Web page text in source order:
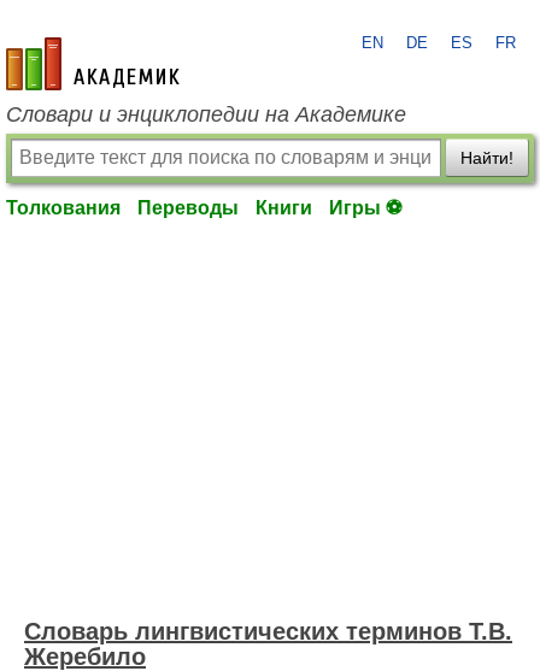
academic.ru
EN DE ES FR
Словари и энциклопедии на Академике
Найти!
Толкования Переводы Книги Игры ⚽
Словарь лингвистических терминов Т.В.
Жеребило